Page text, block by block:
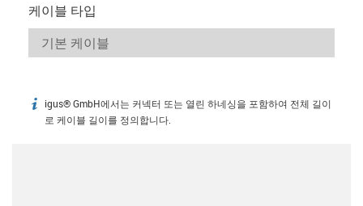
케이블 타입
igus-icon-info
igus® GmbH에서는 커넥터 또는 열린 하네싱을 포함하여 전체 길이
로 케이블 길이를 정의합니다.